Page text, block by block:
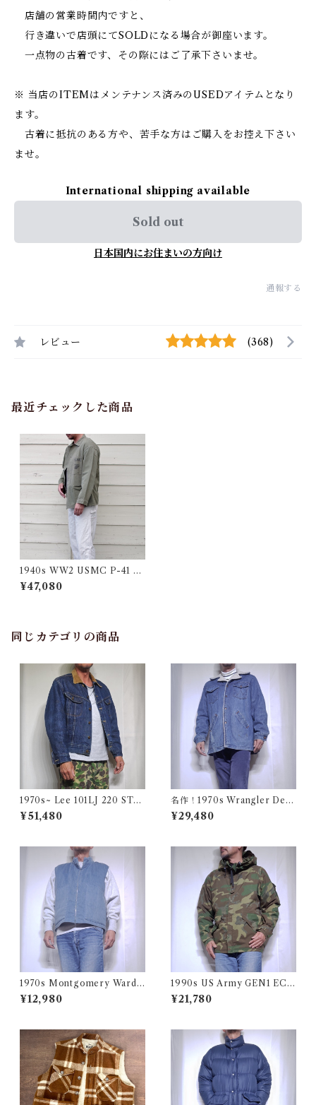
店舗の営業時間内ですと、
行き違いで店頭にてSOLDになる場合が御座います。
一点物の古着です、その際にはご了承下さいませ。
※ 当店のITEMはメンテナンス済みのUSEDアイテムとなり
ます。
古着に抵抗のある方や、苦手な方はご購入をお控え下さい
ませ。
International shipping available
Sold out
日本国内にお住まいの方向け
通報する
レビュー (368)
最近チェックした商品
1940s WW2 USMC P-41 H
BT Jacket ・良コンディショ
ン !! / アメリカ 海兵隊 カバー
¥47,080
同じカテゴリの商品
1970s~ Lee 101LJ 220 STO
RM RIDER 44相当 / 濃い濃い
70年代 80年代 リー ストーム
¥51,480
名作！1970s Wrangler Deni
m Wrange Coat / ラングラー
デニム ボア ランチ コート 古
¥29,480
1970s Montgomery Ward
PUT TOGETHERS Nylon S
ki Vest / 70年代 モンゴメリー
¥12,980
1990s US Army GEN1 EC
WCS Gore-Tex Parka M-R
/ 米軍 ゴアテックス パーカー
¥21,780